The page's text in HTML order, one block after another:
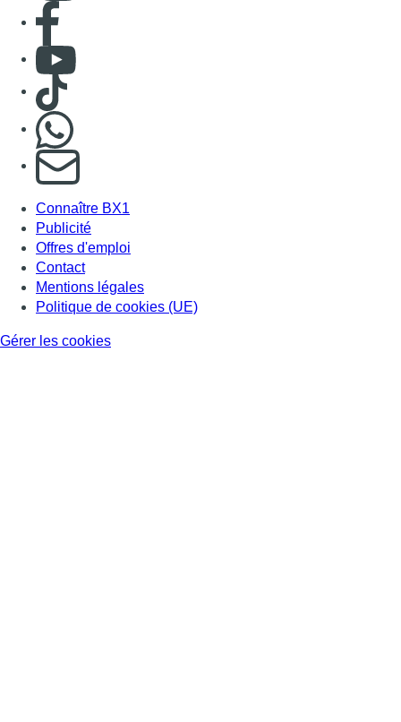
Consulter page Facebook
Consulter Youtube
Consulter TikTok
S'abonner à notre newsletter
Connaître BX1
Publicité
Offres d'emploi
Contact
Mentions légales
Politique de cookies (UE)
Gérer les cookies